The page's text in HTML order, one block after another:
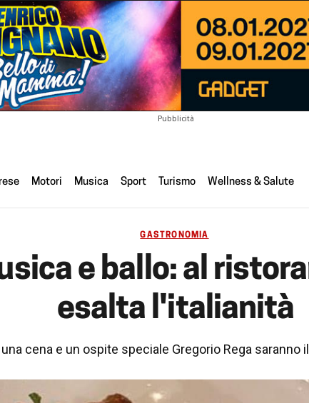
Pubblicità
Motori Musica Sport Turismo Wellness & Salute
GASTRONOMIA
e ballo: al
esalta l'italianità
cena e un ospite speciale Gregorio Rega saranno